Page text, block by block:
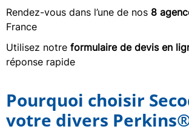
Rendez-vous dans l’une de nos 8
France
Utilisez notre formulaire de devis en
réponse rapide
Pourquoi choisir
votre divers